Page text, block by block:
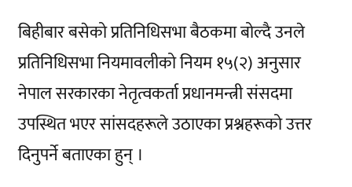
बिहीबार बसेको प्रतिनिधिसभा बैठकमा बोल्दै उनले
प्रतिनिधिसभा नियमावलीको नियम १५(२) अनुसार
नेपाल सरकारका नेतृत्वकर्ता प्रधानमन्त्री संसदमा
उपस्थित भएर सांसदहरूले उठाएका प्रश्नहरूको उत्तर
दिनुपर्ने बताएका हुन् ।